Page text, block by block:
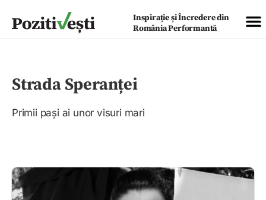
Inspirație și Încredere din
România Performantă
Strada Speranței
Primii pași ai unor visuri mari